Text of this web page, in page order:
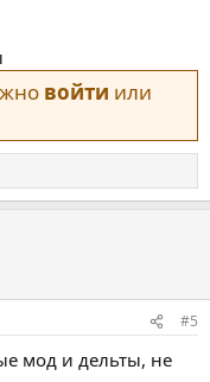
войти или
#5
мод и дельты, не